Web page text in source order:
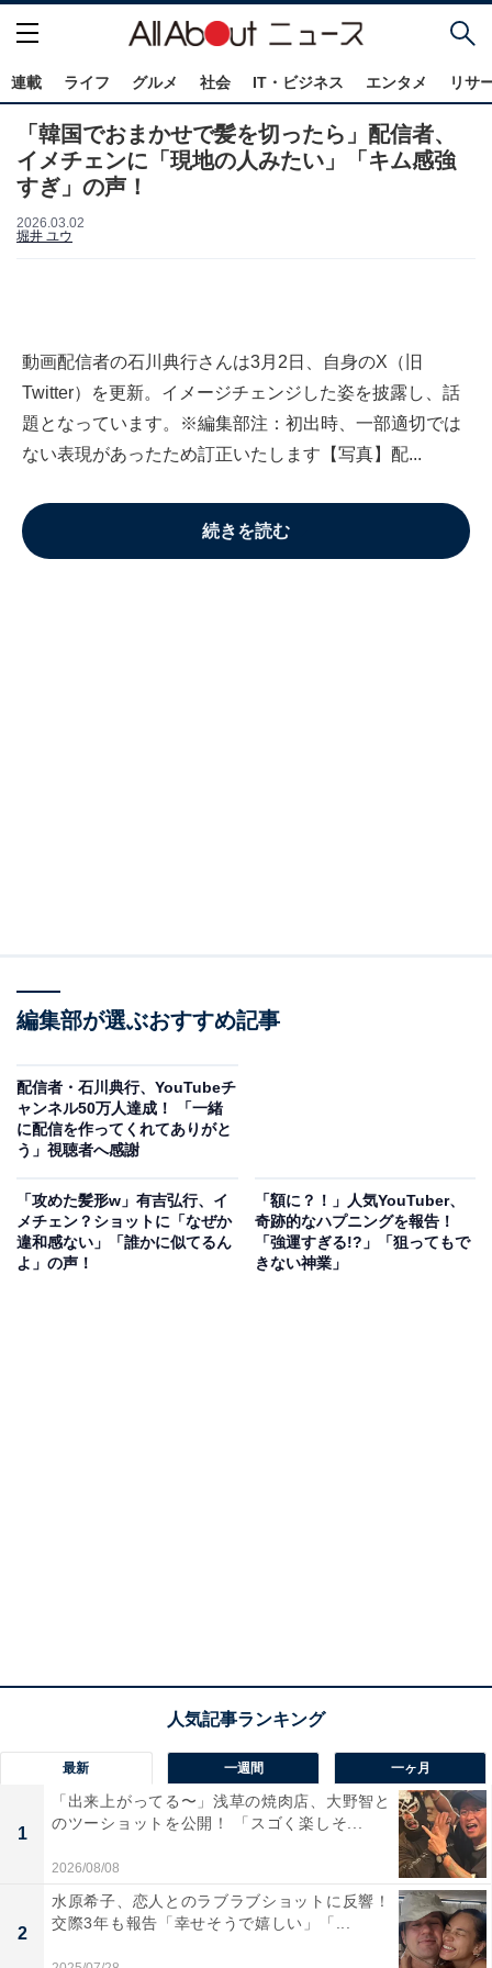
連載 ライフ グルメ 社会 IT・ビジネス エンタメ リサ
「韓国でおまかせで髪を切ったら」配信者、
イメチェンに「現地の人みたい」「キム感強
すぎ」の声！
2026.03.02
堀井 ユウ
動画配信者の石川典行さんは3月2日、自身のX（旧
Twitter）を更新。イメージチェンジした姿を披露し、話
題となっています。※編集部注：初出時、一部適切では
ない表現があったため訂正いたします【写真】配...
続きを読む
編集部が選ぶおすすめ記事
配信者・石川典行、YouTubeチ
ャンネル50万人達成！ 「一緒
に配信を作ってくれてありがと
う」視聴者へ感謝
「攻めた髪形w」有吉弘行、イ
メチェン？ショットに「なぜか
違和感ない」「誰かに似てるん
よ」の声！
「額に？！」人気YouTuber、
奇跡的なハプニングを報告！
「強運すぎる!?」「狙ってもで
きない神業」
最新 一週間 一ヶ月
1
「出来上がってる〜」浅草の焼肉店、大野智と
のツーショットを公開！ 「スゴく楽しそ...
2026/08/08
2
水原希子、恋人とのラブラブショットに反響！
交際3年も報告「幸せそうで嬉しい」「...